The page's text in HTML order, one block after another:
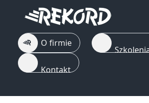
O firmie
Kontakt